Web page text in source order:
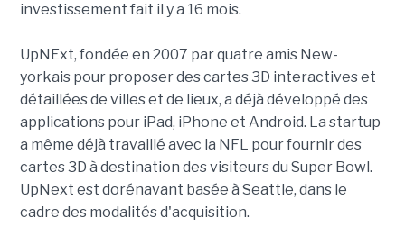
investissement fait il y a 16 mois.
UpNExt, fondée en 2007 par quatre amis New-
yorkais pour proposer des cartes 3D interactives et
détaillées de villes et de lieux, a déjà développé des
applications pour iPad, iPhone et Android. La startup
a même déjà travaillé avec la NFL pour fournir des
cartes 3D à destination des visiteurs du Super Bowl.
UpNext est dorénavant basée à Seattle, dans le
cadre des modalités d'acquisition.